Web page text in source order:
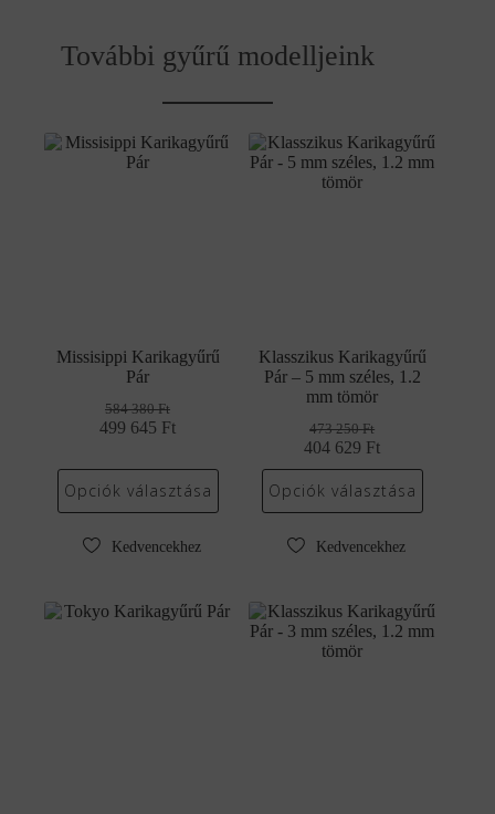
További gyűrű modelljeink
Missisippi Karikagyűrű
Pár
584 380Ft
Original
was:
584
499 645 Ft
Current
is:
499
Opciók választása
Kedvencekhez
Klasszikus Karikagyűrű
Pár – 5 mm széles, 1.2
mm tömör
473 250Ft
Original
price
was:
404 629 Ft
Current
price
is:
Opciók választása
Kedvencekhez